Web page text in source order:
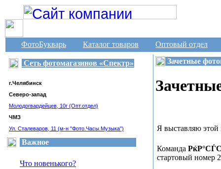
ФотоБукварь
Каталог товаров Оптовый отдел
Сеть фотомагазинов «Спектр»
г.Челябинск
Северо-запад
Молодогвардейцев, 10г (Опт.отдел)
ЧМЗ
Ул. Сталеваров, 11 (м-н "Фото.Часы.Музыка")
Важное
Что новенького?
Зачетные
Я выставляю этой
Команда
стартовый номер